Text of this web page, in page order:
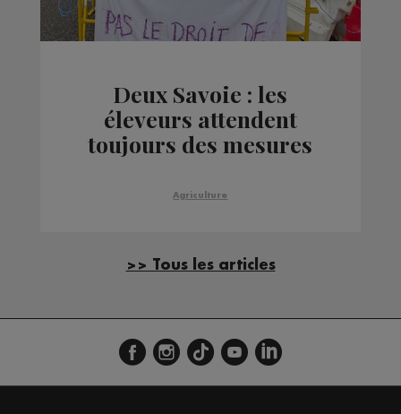
Deux Savoie : les
éleveurs attendent
toujours des mesures
attaques du loup
Agriculture
>> Tous les articles